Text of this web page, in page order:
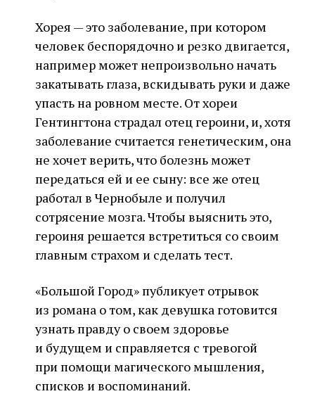
Хорея — это заболевание, при котором
человек беспорядочно и резко двигается,
например может непроизвольно начать
закатывать глаза, вскидывать руки и даже
упасть на ровном месте. От хореи
Гентингтона страдал отец героини, и, хотя
заболевание считается генетическим, она
не хочет верить, что болезнь может
передаться ей и ее сыну: все же отец
работал в Чернобыле и получил
сотрясение мозга. Чтобы выяснить это,
героиня решается встретиться со своим
главным страхом и сделать тест.
«Большой Город» публикует отрывок
из романа о том, как девушка готовится
узнать правду о своем здоровье
и будущем и справляется с тревогой
при помощи магического мышления,
списков и воспоминаний.